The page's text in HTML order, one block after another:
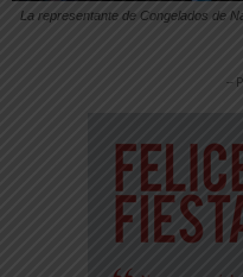
La representante de Congelados de
--